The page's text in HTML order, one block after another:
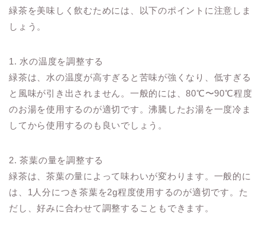
緑茶を美味しく飲むためには、以下のポイントに注意しま
しょう。
1. 水の温度を調整する
緑茶は、水の温度が高すぎると苦味が強くなり、低すぎる
と風味が引き出されません。一般的には、80℃〜90℃程度
のお湯を使用するのが適切です。沸騰したお湯を一度冷ま
してから使用するのも良いでしょう。
2. 茶葉の量を調整する
緑茶は、茶葉の量によって味わいが変わります。一般的に
は、1人分につき茶葉を2g程度使用するのが適切です。た
だし、好みに合わせて調整することもできます。